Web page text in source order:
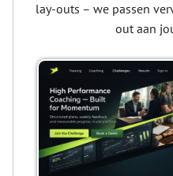
lay-outs – we passen
out aan